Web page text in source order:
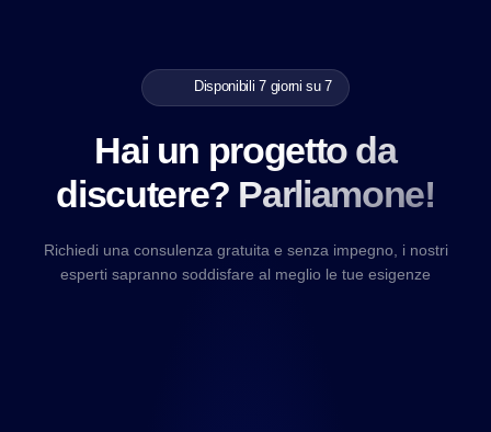
Disponibili 7 giorni su 7
Hai un progetto da
discutere? Parliamone!
Richiedi una consulenza gratuita e senza impegno, i nostri
esperti sapranno soddisfare al meglio le tue esigenze